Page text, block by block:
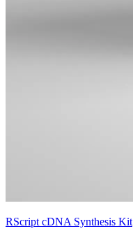
RScript cDNA Synthesis Kit